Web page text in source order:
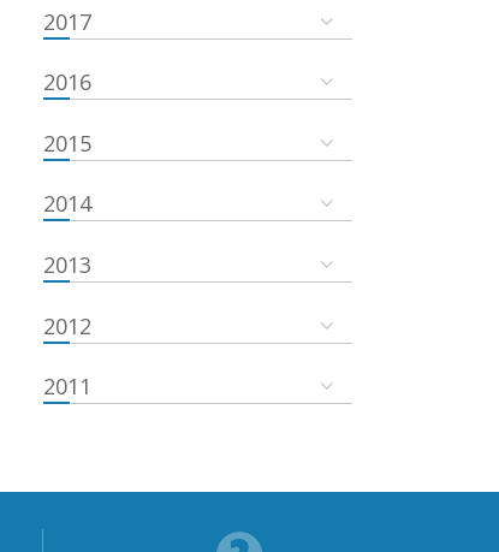
2017
2016
2015
2014
2013
2012
2011